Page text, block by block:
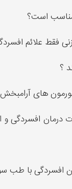
است؟
فقط علائم
؟
های
درمان افسردگی
افسردگی با طب